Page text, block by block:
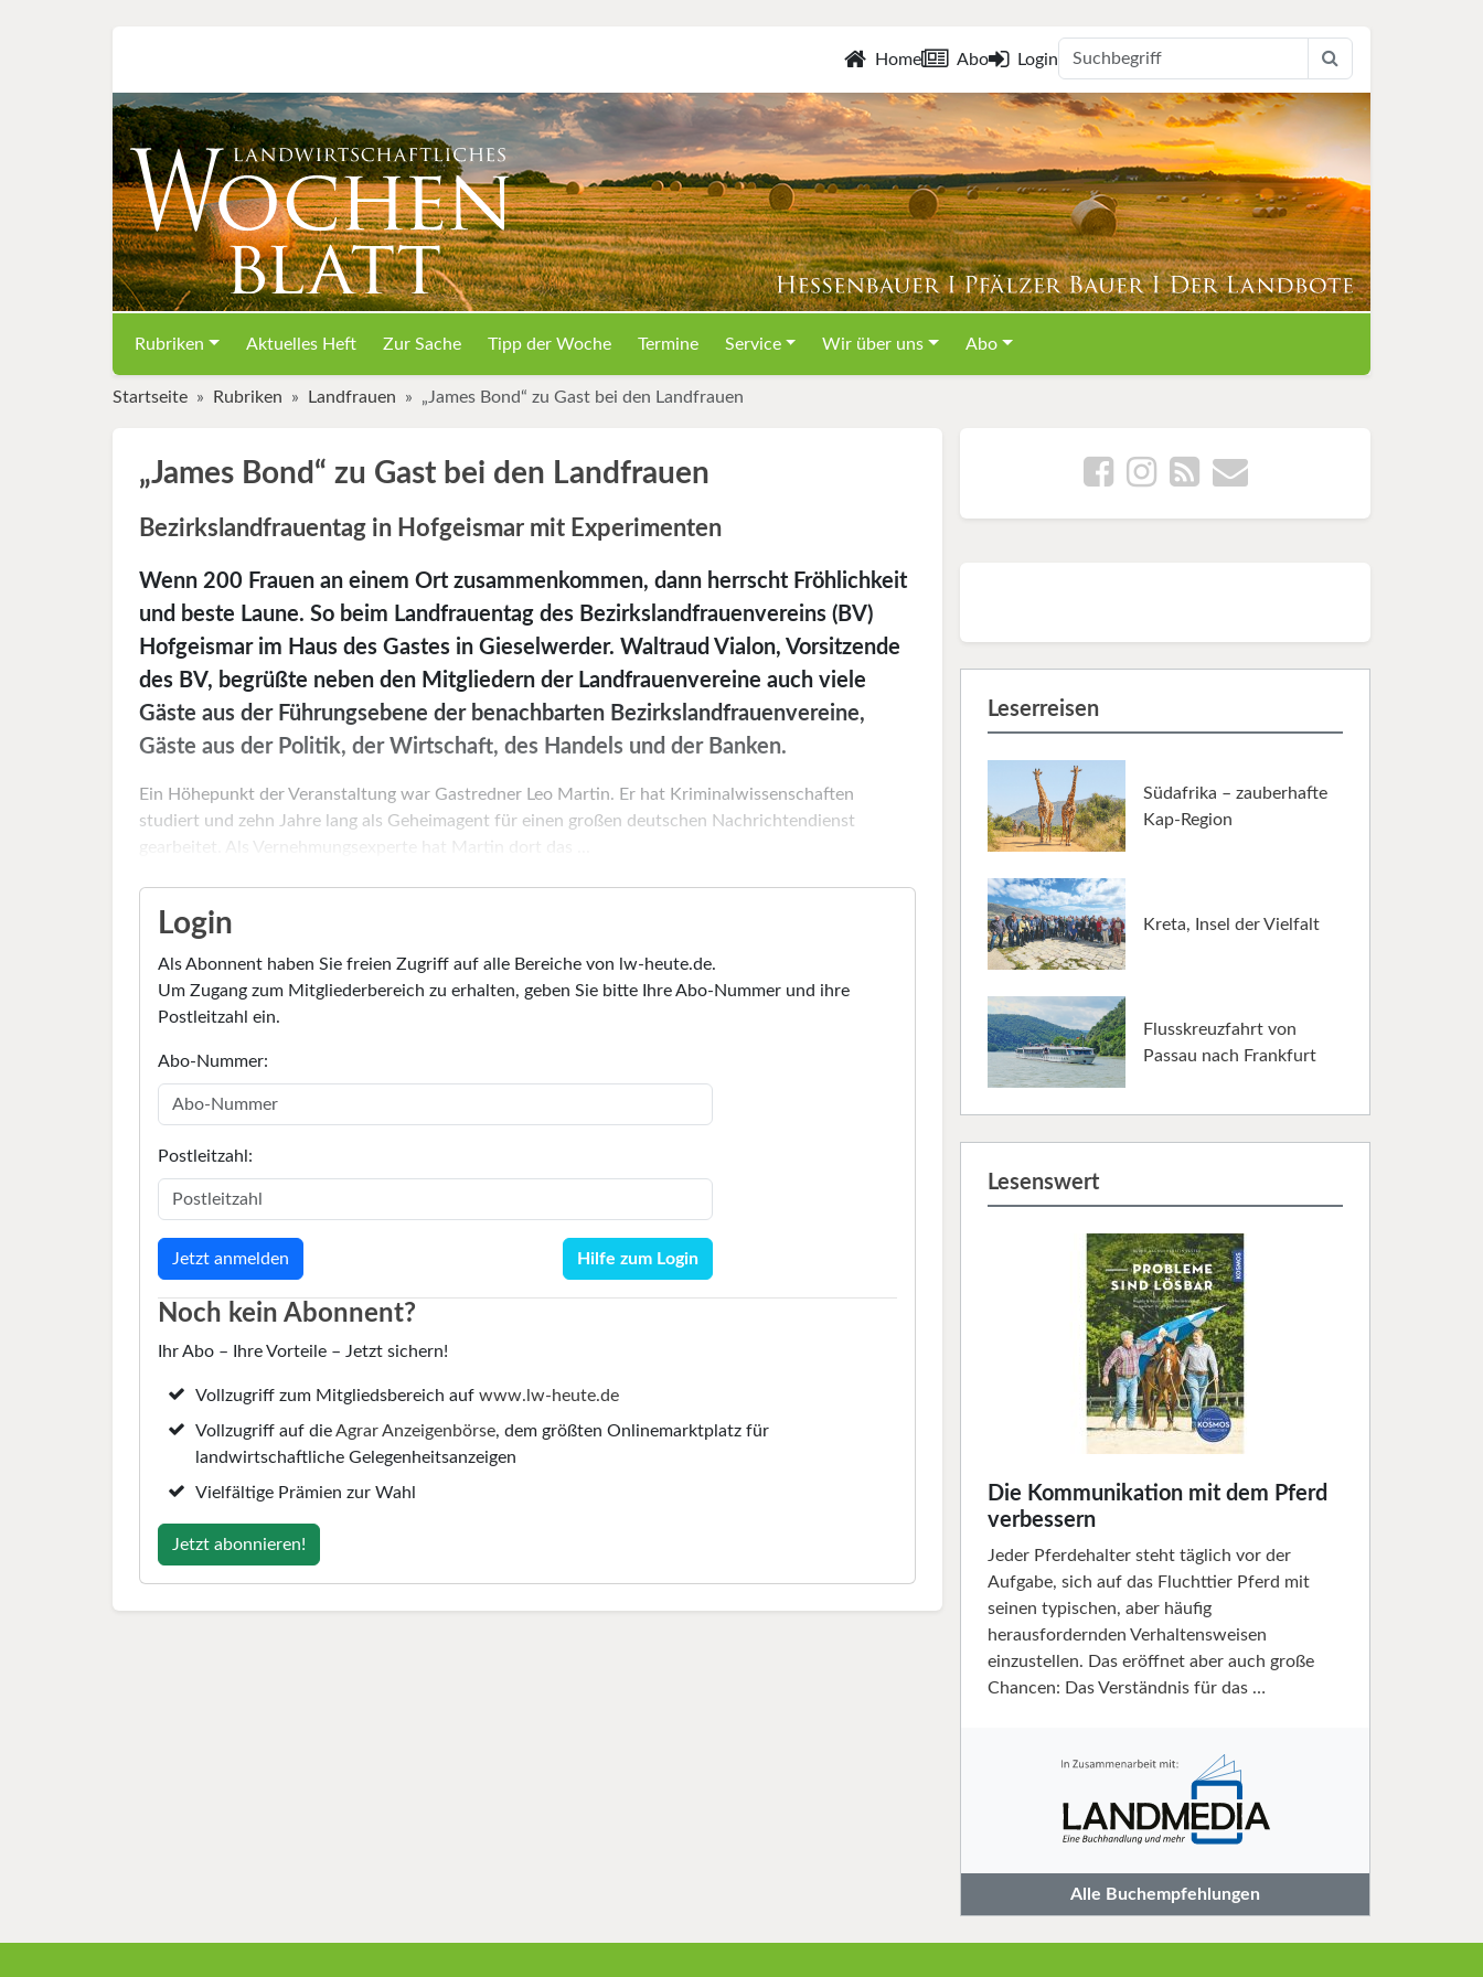
Home Abo Login
Rubriken Aktuelles Heft Zur Sache Tipp der Woche Termine Service Wir über uns Abo
Startseite Rubriken Landfrauen „James Bond“ zu Gast bei den Landfrauen
„James Bond“ zu Gast bei den Landfrauen
Bezirkslandfrauentag in Hofgeismar mit Experimenten
Wenn 200 Frauen an einem Ort zusammenkommen, dann herrscht Fröhlichkeit
und beste Laune. So beim Landfrauentag des Bezirkslandfrauenvereins (BV)
Hofgeismar im Haus des Gastes in Gieselwerder. Waltraud Vialon, Vorsitzende
des BV, begrüßte neben den Mitgliedern der Landfrauenvereine auch viele
Gäste aus der Führungsebene der benachbarten Bezirkslandfrauenvereine,
Gäste aus der Politik, der Wirtschaft, des Handels und der Banken.
Ein Höhepunkt der Veranstaltung war Gastredner Leo Martin. Er hat Kriminalwissenschaften
studiert und zehn Jahre lang als Geheimagent für einen großen deutschen Nachrichtendienst
gearbeitet. Als Vernehmungsexperte hat Martin dort das ...
Login
Als Abonnent haben Sie freien Zugriff auf alle Bereiche von lw-heute.de.
Um Zugang zum Mitgliederbereich zu erhalten, geben Sie bitte Ihre Abo-Nummer und ihre
Postleitzahl ein.
Abo-Nummer:
Postleitzahl:
Hilfe zum Login
Noch kein Abonnent?
Ihr Abo – Ihre Vorteile – Jetzt sichern!
Vollzugriff zum Mitgliedsbereich aufwww.lw-heute.de
Vollzugriff auf dieAgrar Anzeigenbörse, dem größten Onlinemarktplatz für
landwirtschaftliche Gelegenheitsanzeigen
Vielfältige Prämien zur Wahl
Jetzt abonnieren!
Leserreisen
Südafrika – zauberhafte
Kap-Region
Kreta, Insel der Vielfalt
Flusskreuzfahrt von
Passau nach Frankfurt
Lesenswert
Die Kommunikation mit dem Pferd
verbessern
Jeder Pferdehalter steht täglich vor der
Aufgabe, sich auf das Fluchttier Pferd mit
seinen typischen, aber häufig
herausfordernden Verhaltensweisen
einzustellen. Das eröffnet aber auch große
Chancen: Das Verständnis für das …
Alle Buchempfehlungen